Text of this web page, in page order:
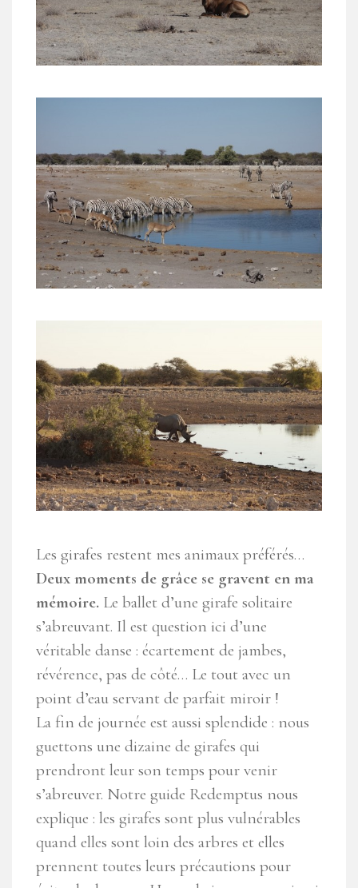
Les girafes restent mes animaux préférés…
Deux moments de grâce se gravent en ma
mémoire. Le ballet d’une girafe solitaire
s’abreuvant. Il est question ici d’une
véritable danse : écartement de jambes,
révérence, pas de côté… Le tout avec un
point d’eau servant de parfait miroir !
La fin de journée est aussi splendide : nous
guettons une dizaine de girafes qui
prendront leur son temps pour venir
s’abreuver. Notre guide Redemptus nous
explique : les girafes sont plus vulnérables
quand elles sont loin des arbres et elles
prennent toutes leurs précautions pour